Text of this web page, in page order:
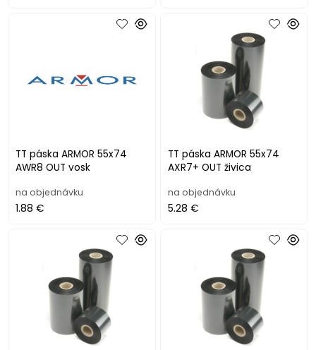
TT páska ARMOR 55x74
AWR8 OUT vosk
na objednávku
1.88 €
TT páska ARMOR 55x74
AXR7+ OUT živica
na objednávku
5.28 €